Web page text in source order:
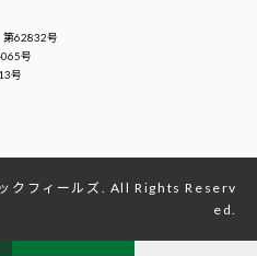
第62832号
号
号
クフィールズ. All Rights Reserv
ed.